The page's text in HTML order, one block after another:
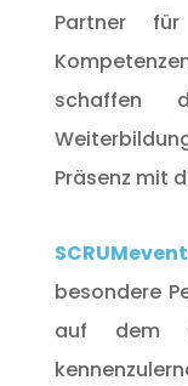
Partner
schaffen
Präsenz mit
besondere
auf dem